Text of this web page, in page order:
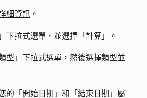
細資訊 。
」下拉式選單，並選擇「 計算 」。
型 」下拉式選單，然後選擇類型並
的「 開始日期 」和「 結束日期」屬